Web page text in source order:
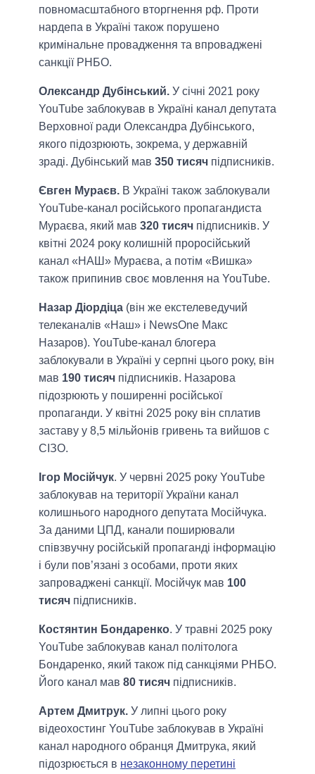
повномасштабного вторгнення рф. Проти
нардепа в Україні також порушено
кримінальне провадження та впроваджені
санкції РНБО.
Олександр Дубінський. У січні 2021 року
YouTube заблокував в Україні канал депутата
Верховної ради Олександра Дубінського,
якого підозрюють, зокрема, у державній
зраді. Дубінський мав 350 тисяч підписників.
Євген Мураєв. В Україні також заблокували
YouTube-канал російського пропагандиста
Мураєва, який мав 320 тисяч підписників. У
квітні 2024 року колишній проросійський
канал «НАШ» Мураєва, а потім «Вишка»
також припинив своє мовлення на YouTube.
Назар Діордіца (він же екстелеведучий
телеканалів «Наш» і NewsOne Макс
Назаров). YouTube-канал блогера
заблокували в Україні у серпні цього року, він
мав 190 тисяч підписників. Назарова
підозрюють у поширенні російської
пропаганди. У квітні 2025 року він сплатив
заставу у 8,5 мільйонів гривень та вийшов с
СІЗО.
Ігор Мосійчук. У червні 2025 року YouTube
заблокував на території України канал
колишнього народного депутата Мосійчука.
За даними ЦПД, канали поширювали
співзвучну російській пропаганді інформацію
і були пов’язані з особами, проти яких
запроваджені санкції. Мосійчук мав 100
тисяч підписників.
Костянтин Бондаренко. У травні 2025 року
YouTube заблокував канал політолога
Бондаренко, який також під санкціями РНБО.
Його канал мав 80 тисяч підписників.
Артем Дмитрук. У липні цього року
відеохостинг YouTube заблокував в Україні
канал народного обранця Дмитрука, який
підозрюється в незаконному перетині